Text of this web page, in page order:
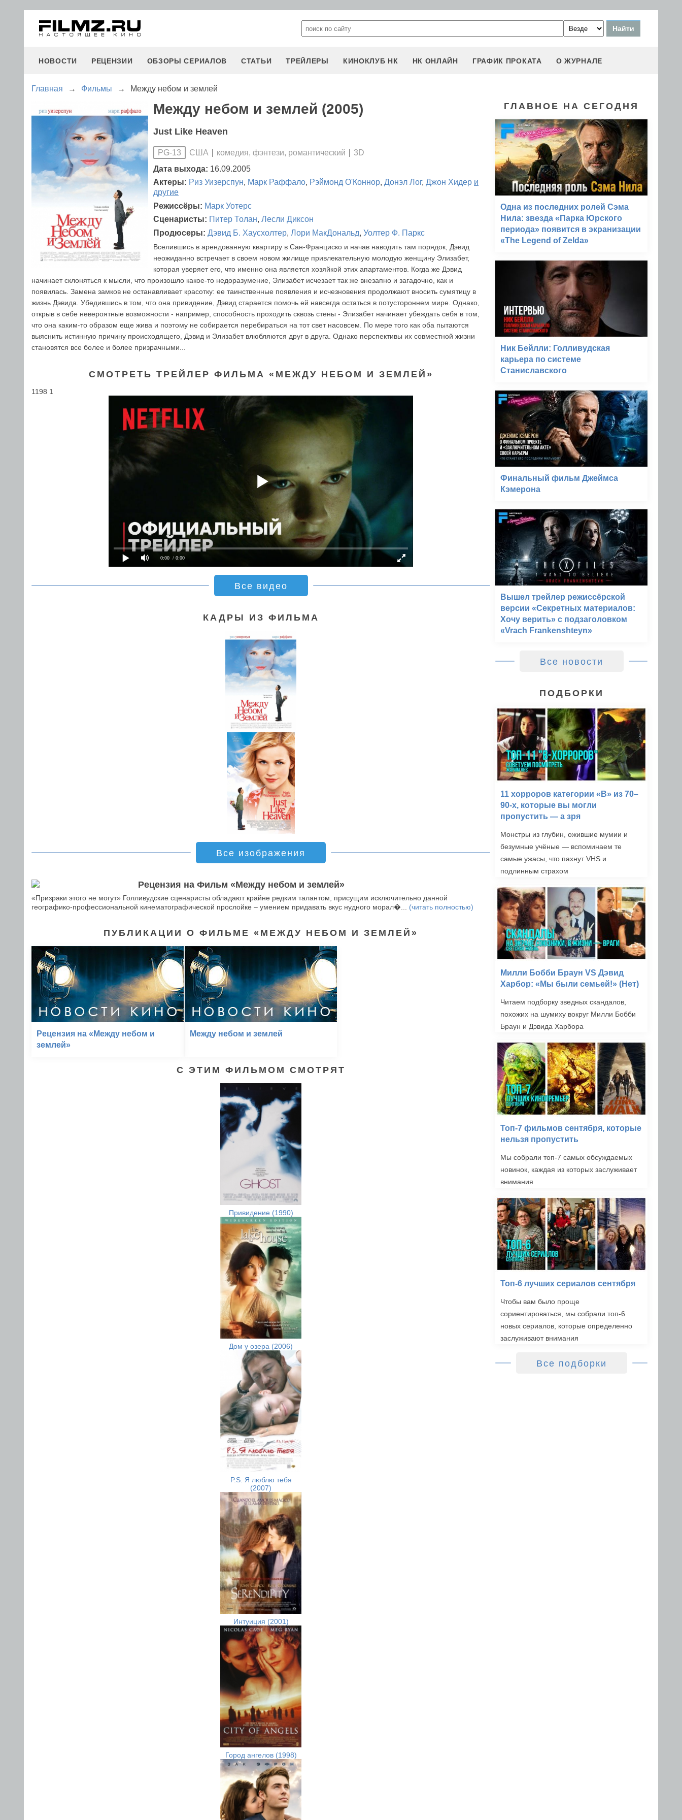
НОВОСТИ РЕЦЕНЗИИ ОБЗОРЫ СЕРИАЛОВ СТАТЬИ ТРЕЙЛЕРЫ КИНОКЛУБ НК НК ОНЛАЙН ГРАФИК ПРОКАТА О ЖУРНАЛЕ
Главная → Фильмы → Между небом и землей
Между небом и землей (2005)
Just Like Heaven
PG-13 США комедия, фэнтези, романтический
3D
Дата выхода: 16.09.2005
Актеры: Риз Уизерспун, Марк Раффало, Рэймонд О'Коннор, Донэл Лог, Джон Хидер и
другие
Режиссёры: Марк Уотерс
Сценаристы: Питер Толан, Лесли Диксон
Продюсеры: Дэвид Б. Хаусхолтер, Лори МакДональд, Уолтер Ф. Паркс
Вселившись в арендованную квартиру в Сан-Франциско и начав наводить там порядок, Дэвид
неожиданно встречает в своем новом жилище привлекательную молодую женщину Элизабет,
которая уверяет его, что именно она является хозяйкой этих апартаментов. Когда же Дэвид
начинает склоняться к мысли, что произошло какое-то недоразумение, Элизабет исчезает так же внезапно и загадочно, как и
появилась. Замена замков не останавливает красотку: ее таинственные появления и исчезновения продолжают вносить сумятицу в
жизнь Дэвида. Убедившись в том, что она привидение, Дэвид старается помочь ей навсегда остаться в потустороннем мире. Однако,
открыв в себе невероятные возможности - например, способность проходить сквозь стены - Элизабет начинает убеждать себя в том,
что она каким-то образом еще жива и поэтому не собирается перебираться на тот свет насовсем. По мере того как оба пытаются
выяснить истинную причину происходящего, Дэвид и Элизабет влюбляются друг в друга. Однако перспективы их совместной жизни
становятся все более и более призрачными...
СМОТРЕТЬ ТРЕЙЛЕР ФИЛЬМА «МЕЖДУ НЕБОМ И ЗЕМЛЕЙ»
1198 1
0:00 / 0:00
Все видео
КАДРЫ ИЗ ФИЛЬМА
Все изображения
Рецензия на Фильм «Между небом и землей»
«Призраки этого не могут» Голливудские сценаристы обладают крайне редким талантом, присущим исключительно данной
географико-профессиональной кинематографической прослойке – умением придавать вкус нудного морал�... (читать полностью)
ПУБЛИКАЦИИ О ФИЛЬМЕ «МЕЖДУ НЕБОМ И ЗЕМЛЕЙ»
Рецензия на «Между небом и
землей»
Между небом и землей
С ЭТИМ ФИЛЬМОМ СМОТРЯТ
Привидение (1990)
Дом у озера (2006)
P.S. Я люблю тебя
(2007)
Интуиция (2001)
Город ангелов (1998)
ГЛАВНОЕ НА СЕГОДНЯ
Одна из последних ролей Сэма
Нила: звезда «Парка Юрского
периода» появится в экранизации
«The Legend of Zelda»
Ник Бейлли: Голливудская
карьера по системе
Станиславского
Финальный фильм Джеймса
Кэмерона
Вышел трейлер режиссёрской
версии «Секретных материалов:
Хочу верить» с подзаголовком
«Vrach Frankenshteyn»
Все новости
ПОДБОРКИ
11 хорроров категории «B» из 70–
90-х, которые вы могли
пропустить — а зря
Монстры из глубин, ожившие мумии и
безумные учёные — вспоминаем те
самые ужасы, что пахнут VHS и
подлинным страхом
Милли Бобби Браун VS Дэвид
Харбор: «Мы были семьей!» (Нет)
Читаем подборку зведных скандалов,
похожих на шумиху вокруг Милли Бобби
Браун и Дэвида Харбора
Топ-7 фильмов сентября, которые
нельзя пропустить
Мы собрали топ-7 самых обсуждаемых
новинок, каждая из которых заслуживает
внимания
Топ-6 лучших сериалов сентября
Чтобы вам было проще
сориентироваться, мы собрали топ-6
новых сериалов, которые определенно
заслуживают внимания
Все подборки